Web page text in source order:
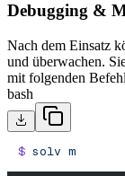
Debugging &
Nach dem Einsatz
und überwachen.
mit folgenden
bash
$ solv m